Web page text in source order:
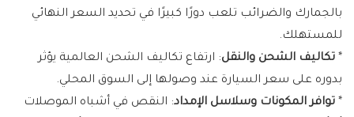
بالجمارك والضرائب تلعب دورًا كبيرًا في تحديد السعر النهائي
للمستهلك.
* تكاليف الشحن والنقل: ارتفاع تكاليف الشحن العالمية يؤثر
بدوره على سعر السيارة عند وصولها إلى السوق المحلي.
* توافر المكونات وسلاسل الإمداد: النقص في أشباه الموصلات